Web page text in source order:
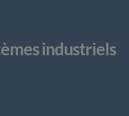
industriels